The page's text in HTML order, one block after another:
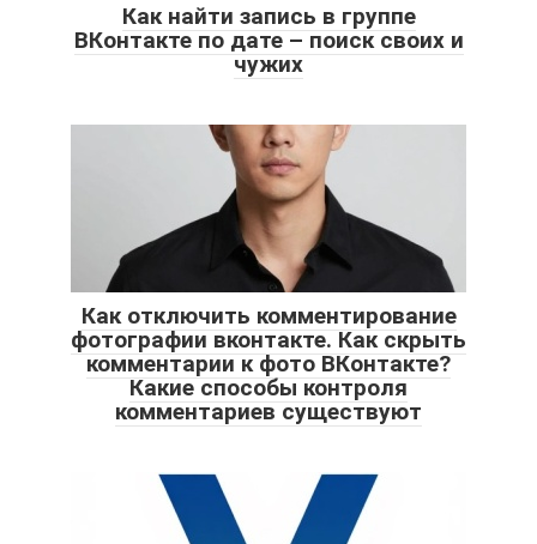
Как найти запись в группе
ВКонтакте по дате – поиск своих и
чужих
Как отключить комментирование
фотографии вконтакте. Как скрыть
комментарии к фото ВКонтакте?
Какие способы контроля
комментариев существуют